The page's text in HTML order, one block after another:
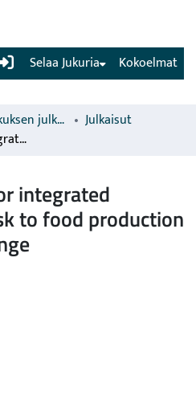
(current) Kokoelmat
Selaa Jukuria
Luonnonvarakeskuksen julkaisut
Julkaisut
Crop modelling for integrated assessment of risk to food production from climate change
integrated
to food production